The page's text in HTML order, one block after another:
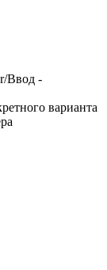
Ввод -
варианта